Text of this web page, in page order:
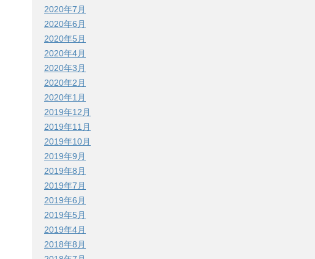
2020年7月
2020年6月
2020年5月
2020年4月
2020年3月
2020年2月
2020年1月
2019年12月
2019年11月
2019年10月
2019年9月
2019年8月
2019年7月
2019年6月
2019年5月
2019年4月
2018年8月